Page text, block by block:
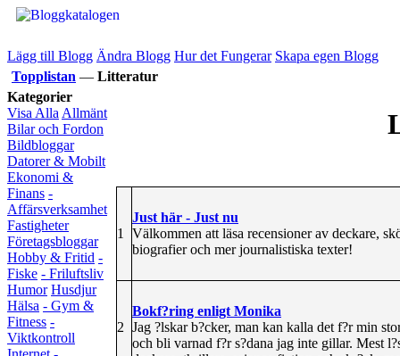
Lägg till Blogg Ändra Blogg Hur det Fungerar Skapa egen Blogg
Topplistan — Litteratur
Kategorier
Visa Alla Allmänt
Bilar och Fordon
Bildbloggar
Datorer & Mobilt
Ekonomi &
Finans -
Affärsverksamhet
Fastigheter
Företagsbloggar
Hobby & Fritid -
Fiske - Friluftsliv
Humor Husdjur
Hälsa - Gym &
Fitness -
Viktkontroll
1
Just här - Just nu
Välkommen att läsa recensioner av deckare,
biografier och mer journalistiska texter!
2
Bokf?ring enligt Monika
Jag ?lskar b?cker, man kan kalla det f?r min
och bli varnad f?r s?dana jag inte gillar. Mest